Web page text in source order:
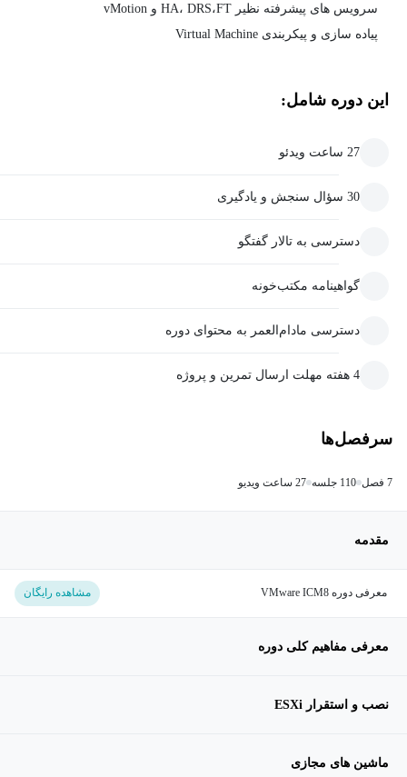
سرویس های پیشرفته نظیر HA، DRS،FT و vMotion
پیاده سازی و پیکربندی Virtual Machine
این دوره شامل:
27 ساعت ویدئو
30 سؤال سنجش و یادگیری
دسترسی به تالار گفتگو
گواهینامه مکتب‌خونه
دسترسی مادام‌العمر به محتوای دوره
4 هفته مهلت ارسال تمرین و پروژه
سرفصل‌ها
7 فصل 110 جلسه 27 ساعت ویدیو
مقدمه
معرفی دوره VMware ICM8 مشاهده رایگان
معرفی مفاهیم کلی دوره
نصب و استقرار ESXi
ماشین های مجازی